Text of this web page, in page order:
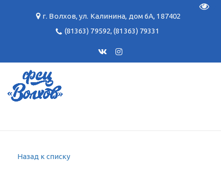
г. Волхов,ул. Калинина, дом 6А, 187402
(81363) 79592,(81363) 79331
Назад к списку